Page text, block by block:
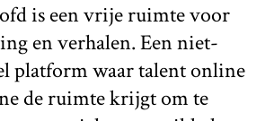
is een vrije ruimte voor
en verhalen. Een niet-
platform waar talent online
de ruimte krijgt om te